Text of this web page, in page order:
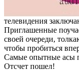
телевидения
Приглашенные
своей очереди,
чтобы пробиться
Самые опытные асы
Отсчет пошел!